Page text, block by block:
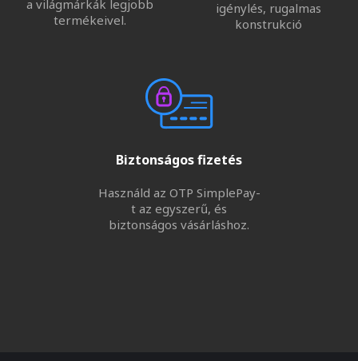
a világmárkák legjobb
termékeivel.
igénylés, rugalmas
konstrukció
Biztonságos fizetés
Használd az OTP SimplePay-
t az egyszerű, és
biztonságos vásárláshoz.